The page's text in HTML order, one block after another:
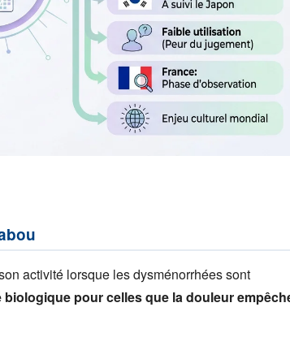
activité lorsque les dysménorrhées sont
biologique pour celles que la douleur